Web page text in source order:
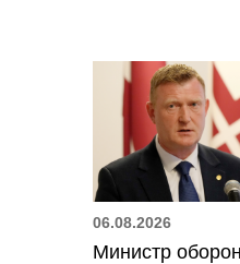
06.08.2026
Министр